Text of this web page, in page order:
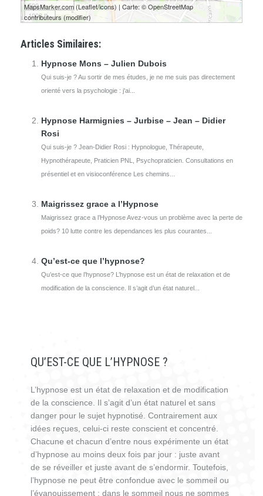
500 m
1000 ft
MapsMarker.com (Leaflet/icons) | Carte: ©OpenStreetMap
contributeurs (modifier)
Articles Similaires:
Hypnose Mons – Julien Dubois
Qui suis-je ? Au sortir de mes études, je ne me suis pas directement
orienté vers la psychologie : j'ai...
Hypnose Harmignies – Jurbise – Jean – Didier
Rosi
Qui suis-je ? Jean-Didier Rosi : Hypnologue, Thérapeute,
Hypnothérapeute, Praticien PNL, Psychopraticien. Consultations en
présentiel et en visioconférence Les chemins...
Maigrissez grace a l’Hypnose
Maigrissez grace a l’Hypnose Avez-vous un problème avec la perte de
poids? 10 lutte contre les dependances les plus courantes...
Qu’est-ce que l’hypnose?
Qu’est-ce que l’hypnose? L’hypnose est un état de relaxation et de
modification de la conscience. Il s’agit d’un état naturel...
QU’EST-CE QUE L’HYPNOSE ?
L’hypnose est un état de relaxation et de modification
de la conscience. Il s’agit d’un état naturel et sans
danger pour le sujet hypnotisé. Contrairement aux
idées reçues, celui-ci reste conscient et concentré.
Chacune et chacun d’entre nous expérimente un état
d’hypnose au moins deux fois par jour : juste avant
de se réveiller et juste avant de s’endormir. Toutefois,
l’hypnose ne peut être confondue avec le sommeil ou
l’évanouissement ; dans le sommeil nous ne sommes